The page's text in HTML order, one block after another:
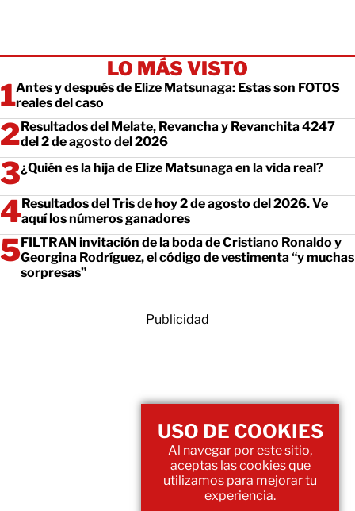
LO MÁS VISTO
Antes y después de Elize Matsunaga: Estas son FOTOS
reales del caso
Resultados del Melate, Revancha y Revanchita 4247
del 2 de agosto del 2026
¿Quién es la hija de Elize Matsunaga en la vida real?
Resultados del Tris de hoy 2 de agosto del 2026. Ve
aquí los números ganadores
FILTRAN invitación de la boda de Cristiano Ronaldo y
Georgina Rodríguez, el código de vestimenta “y muchas
sorpresas”
Publicidad
USO DE COOKIES
Al navegar por este sitio,
aceptas las cookies que
utilizamos para mejorar tu
experiencia.